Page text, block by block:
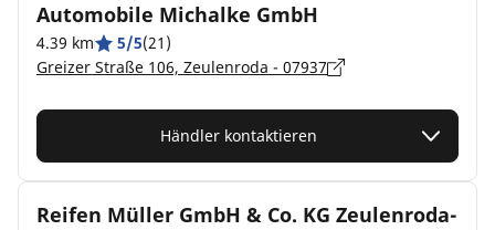
Automobile Michalke GmbH
4.39 km 5/5(21)
Greizer Straße 106, Zeulenroda - 07937
Händler kontaktieren
Reifen Müller GmbH & Co. KG Zeulenroda-